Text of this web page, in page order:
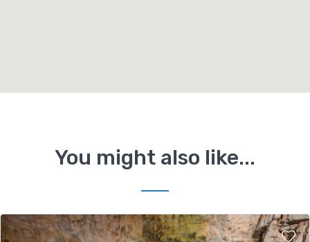
You might also like...